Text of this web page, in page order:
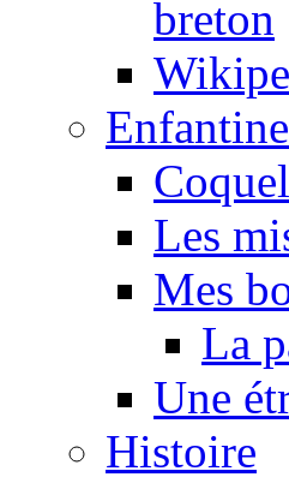
breton
Les
Mes
La
Une
Histoire